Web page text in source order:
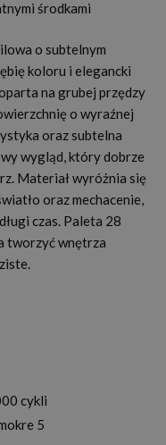
środkami
o subtelnym
koloru i elegancki
na grubej przędzy
o wyraźnej
oraz subtelna
wygląd, który dobrze
Materiał wyróżnia się
oraz mechacenie,
czas. Paleta 28
tworzyć wnętrza
cykli
5